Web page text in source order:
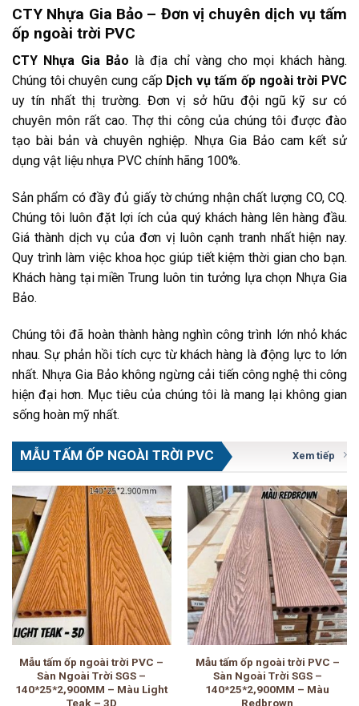
CTY Nhựa Gia Bảo – Đơn vị chuyên dịch vụ tấm
ốp ngoài trời PVC
CTY Nhựa Gia Bảo là địa chỉ vàng cho mọi khách hàng.
Chúng tôi chuyên cung cấp Dịch vụ tấm ốp ngoài trời PVC
uy tín nhất thị trường. Đơn vị sở hữu đội ngũ kỹ sư có
chuyên môn rất cao. Thợ thi công của chúng tôi được đào
tạo bài bản và chuyên nghiệp. Nhựa Gia Bảo cam kết sử
dụng vật liệu nhựa PVC chính hãng 100%.
Sản phẩm có đầy đủ giấy tờ chứng nhận chất lượng CO, CQ.
Chúng tôi luôn đặt lợi ích của quý khách hàng lên hàng đầu.
Giá thành dịch vụ của đơn vị luôn cạnh tranh nhất hiện nay.
Quy trình làm việc khoa học giúp tiết kiệm thời gian cho bạn.
Khách hàng tại miền Trung luôn tin tưởng lựa chọn Nhựa Gia
Bảo.
Chúng tôi đã hoàn thành hàng nghìn công trình lớn nhỏ khác
nhau. Sự phản hồi tích cực từ khách hàng là động lực to lớn
nhất. Nhựa Gia Bảo không ngừng cải tiến công nghệ thi công
hiện đại hơn. Mục tiêu của chúng tôi là mang lại không gian
sống hoàn mỹ nhất.
MẪU TẤM ỐP NGOÀI TRỜI PVC Xem tiếp
Mẫu tấm ốp ngoài trời PVC –
Sàn Ngoài Trời SGS –
140*25*2,900MM – Màu Light
Teak – 3D
Mẫu tấm ốp ngoài trời PVC –
Sàn Ngoài Trời SGS –
140*25*2,900MM – Màu
Redbrown